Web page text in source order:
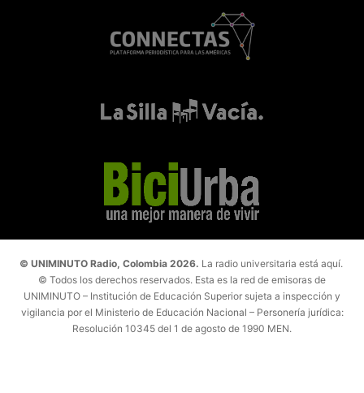
© UNIMINUTO Radio, Colombia 2026. La radio universitaria está aquí.
© Todos los derechos reservados. Esta es la red de emisoras de
UNIMINUTO – Institución de Educación Superior sujeta a inspección y
vigilancia por el Ministerio de Educación Nacional – Personería jurídica:
Resolución 10345 del 1 de agosto de 1990 MEN.